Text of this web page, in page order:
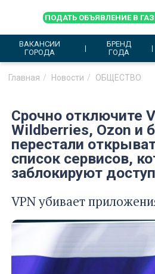
ПОДАТЬ ОБЪЯВЛЕНИЕ В
ВАКАНСИИ
ГОРОДА
БРЕНД
ГОДА
Главная Новости ОБЩЕСТВО
Срочно отключите
Wildberries, Ozon и
перестали
список сервисов,
заблокируют доступ
VPN убивает